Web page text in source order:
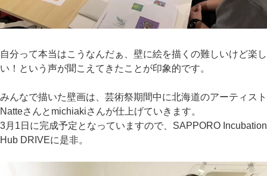
自分って本当はこうなんだぁ、壁に絵を描くの難しいけど楽し
い！という声が聞こえてきたことが印象的です。
みんなで描いた壁画は、芸術祭期間中に北海道のアーティスト
Natteさんとmichiakiさんが仕上げていきます。
3月1日に完成予定となっていますので、SAPPORO Incubation
Hub DRIVEに是非。